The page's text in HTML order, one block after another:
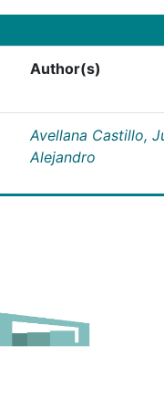
Author(s)
Avellana Castillo,
Alejandro